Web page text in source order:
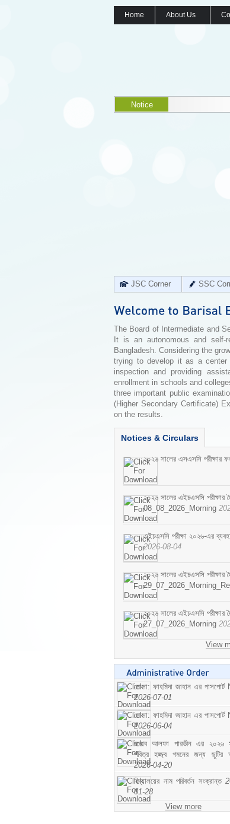
Home About Us
Notice
JSC Corner SSC
The Board of Intermediate and
It is an autonomous and self-
Bangladesh. Considering the
trying to develop it as a center
inspection and providing
enrollment in schools and
three important public
(Higher Secondary Certificate)
on the results.
Notices & Circulars
২০২৬ সালের এসএসসি পরীক্ষার
২০২৬ সালের এইচএসসি পরীক্ষার
08_08_2026_Morning
এইচএসসি পরীক্ষা ২০২৬-এর
2026-08-04
২০২৬ সালের এইচএসসি পরীক্ষার
২০২৬ সালের এইচএসসি পরীক্ষার
27_07_2026_Morning
View
মোসা: ফাহমিদা জাহান এর
2026-07-01
মোসা: ফাহমিদা জাহান এর
2026-06-04
জনাব আলফা পারভীন এর ২০২৬
পবিত্র হজ্জ্ব গমনের জন্য ছুটির
2026-04-20
বিদ্যালয়ের নাম পরিবর্তন সংক্রান্ত
01-28
View more